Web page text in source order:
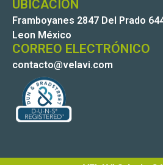
UBICACIÓN
Framboyanes 2847 Del Prado
Leon México
CORREO ELECTRÓNICO
contacto@velavi.com